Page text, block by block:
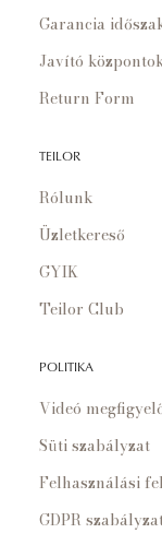
Garancia
Javító
Return Form
TEILOR
Rólunk
Üzletkereső
GYIK
Teilor Club
POLITIKA
Videó
Süti szabályzat
Felhasználási
GDPR